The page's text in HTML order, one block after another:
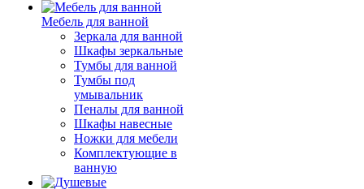
Мебель для ванной
Зеркала для ванной
Шкафы зеркальные
Тумбы для ванной
Тумбы под
умывальник
Пеналы для ванной
Шкафы навесные
Ножки для мебели
Комплектующие в
ванную